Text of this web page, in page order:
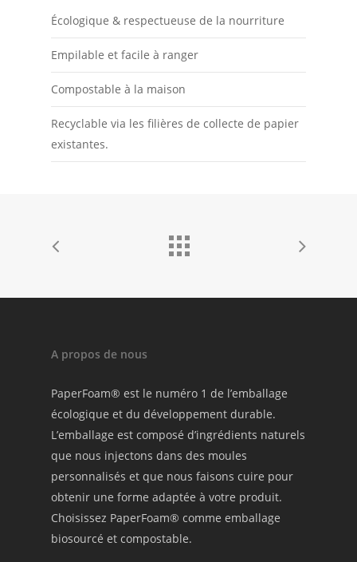
Écologique & respectueuse de la nourriture
Empilable et facile à ranger
Compostable à la maison
Recyclable via les filières de collecte de papier
existantes.
A propos de nous
PaperFoam® est le numéro 1 de l’emballage
écologique et du développement durable.
L’emballage est composé d’ingrédients naturels
que nous injectons dans des moules
personnalisés et que nous faisons cuire pour
obtenir une forme adaptée à votre produit.
Choisissez PaperFoam® comme emballage
biosourcé et compostable.